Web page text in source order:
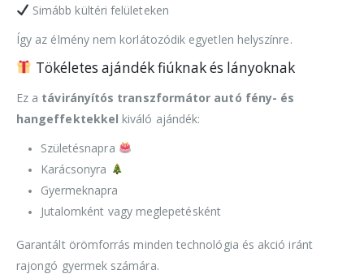
Simább kültéri felületeken
Így az élmény nem korlátozódik egyetlen helyszínre.
Tökéletes ajándék fiúknak és lányoknak
Ez a távirányítós transzformátor autó fény- és
hangeffektekkel kiváló ajándék:
Születésnapra
Karácsonyra
Gyermeknapra
Jutalomként vagy meglepetésként
Garantált örömforrás minden technológia és akció iránt
rajongó gyermek számára.